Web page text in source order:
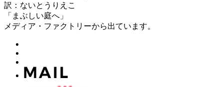
訳：ないとうりえこ
「まぶしい庭へ」
メディア・ファクトリーから出ています。